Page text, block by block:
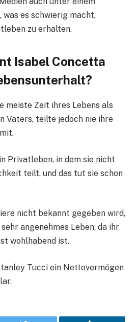
was es schwierig macht,
zu erhalten.
Isabel Concetta
meiste Zeit ihres Lebens als
Vaters, teilte jedoch nie ihre
Privatleben, in dem sie nicht
teilt, und das tut sie schon
nicht bekannt gegeben wird,
angenehmes Leben, da ihr
wohlhabend ist.
Tucci ein Nettovermögen